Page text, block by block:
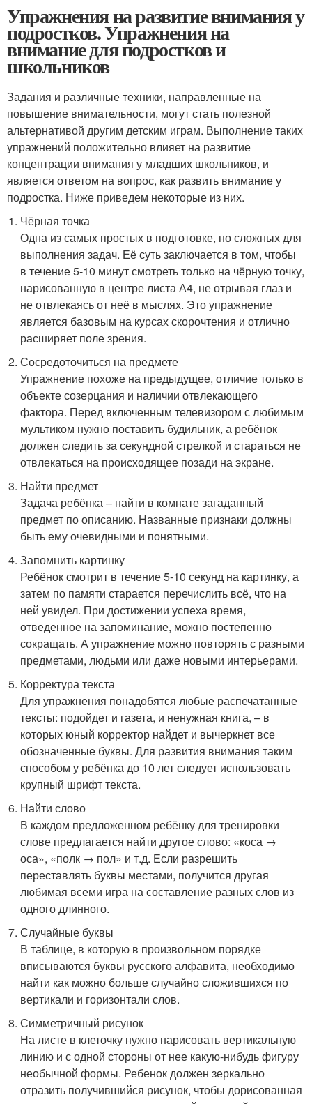
Упражнения на развитие внимания у
подростков. Упражнения на
внимание для подростков и
школьников
Задания и различные техники, направленные на
повышение внимательности, могут стать полезной
альтернативой другим детским играм. Выполнение таких
упражнений положительно влияет на развитие
концентрации внимания у младших школьников, и
является ответом на вопрос, как развить внимание у
подростка. Ниже приведем некоторые из них.
Чёрная точка
Одна из самых простых в подготовке, но сложных для
выполнения задач. Её суть заключается в том, чтобы
в течение 5-10 минут смотреть только на чёрную точку,
нарисованную в центре листа А4, не отрывая глаз и
не отвлекаясь от неё в мыслях. Это упражнение
является базовым на курсах скорочтения и отлично
расширяет поле зрения.
Сосредоточиться на предмете
Упражнение похоже на предыдущее, отличие только в
объекте созерцания и наличии отвлекающего
фактора. Перед включенным телевизором с любимым
мультиком нужно поставить будильник, а ребёнок
должен следить за секундной стрелкой и стараться не
отвлекаться на происходящее позади на экране.
Найти предмет
Задача ребёнка – найти в комнате загаданный
предмет по описанию. Названные признаки должны
быть ему очевидными и понятными.
Запомнить картинку
Ребёнок смотрит в течение 5-10 секунд на картинку, а
затем по памяти старается перечислить всё, что на
ней увидел. При достижении успеха время,
отведенное на запоминание, можно постепенно
сокращать. А упражнение можно повторять с разными
предметами, людьми или даже новыми интерьерами.
Корректура текста
Для упражнения понадобятся любые распечатанные
тексты: подойдет и газета, и ненужная книга, – в
которых юный корректор найдет и вычеркнет все
обозначенные буквы. Для развития внимания таким
способом у ребёнка до 10 лет следует использовать
крупный шрифт текста.
Найти слово
В каждом предложенном ребёнку для тренировки
слове предлагается найти другое слово: «коса →
оса», «полк → пол» и т.д. Если разрешить
переставлять буквы местами, получится другая
любимая всеми игра на составление разных слов из
одного длинного.
Случайные буквы
В таблице, в которую в произвольном порядке
вписываются буквы русского алфавита, необходимо
найти как можно больше случайно сложившихся по
вертикали и горизонтали слов.
Симметричный рисунок
На листе в клеточку нужно нарисовать вертикальную
линию и с одной стороны от нее какую-нибудь фигуру
необычной формы. Ребенок должен зеркально
отразить получившийся рисунок, чтобы дорисованная